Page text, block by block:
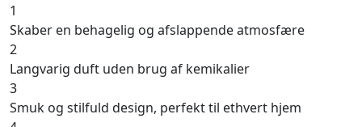
1
Skaber en behagelig og afslappende atmosfære
2
Langvarig duft uden brug af kemikalier
3
Smuk og stilfuld design, perfekt til ethvert hjem